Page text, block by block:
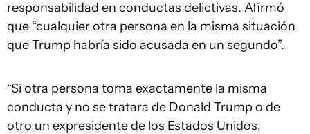
responsabilidad en conductas delictivas. Afirmó
que “cualquier otra persona en la misma situación
que Trump habría sido acusada en un segundo”.
“Si otra persona toma exactamente la misma
conducta y no se tratara de Donald Trump o de
otro un expresidente de los Estados Unidos,